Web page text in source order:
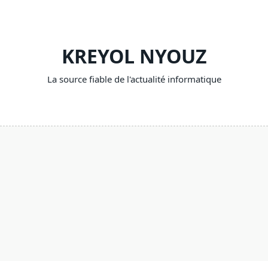
KREYOL NYOUZ
La source fiable de l'actualité informatique